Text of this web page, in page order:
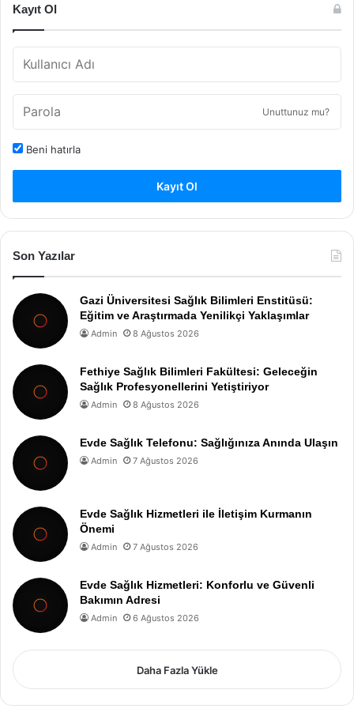
Kayıt Ol
Unuttunuz mu?
Beni hatırla
Kayıt Ol
Son Yazılar
Gazi Üniversitesi Sağlık Bilimleri Enstitüsü:
Eğitim ve Araştırmada Yenilikçi Yaklaşımlar
Admin 8 Ağustos 2026
Fethiye Sağlık Bilimleri Fakültesi: Geleceğin
Sağlık Profesyonellerini Yetiştiriyor
Admin 8 Ağustos 2026
Evde Sağlık Telefonu: Sağlığınıza Anında Ulaşın
Admin 7 Ağustos 2026
Evde Sağlık Hizmetleri ile İletişim Kurmanın
Önemi
Admin 7 Ağustos 2026
Evde Sağlık Hizmetleri: Konforlu ve Güvenli
Bakımın Adresi
Admin 6 Ağustos 2026
Daha Fazla Yükle